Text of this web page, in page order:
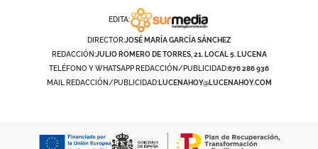
EDITA:
DIRECTOR:JOSÉ MARÍA GARCÍA SÁNCHEZ
REDACCIÓN:JULIO ROMERO DE TORRES, 21. LOCAL 5. LUCENA
TELÉFONO Y WHATSAPP REDACCIÓN/PUBLICIDAD:676 286 936
MAIL REDACCIÓN/PUBLICIDAD:LUCENAHOY@LUCENAHOY.COM